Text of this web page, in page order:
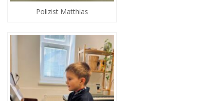
Polizist Matthias